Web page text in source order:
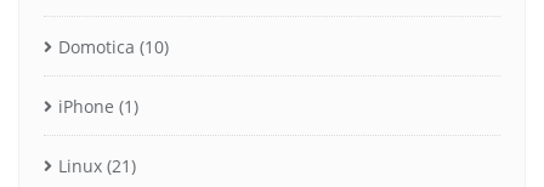
Domotica (10)
iPhone (1)
Linux (21)